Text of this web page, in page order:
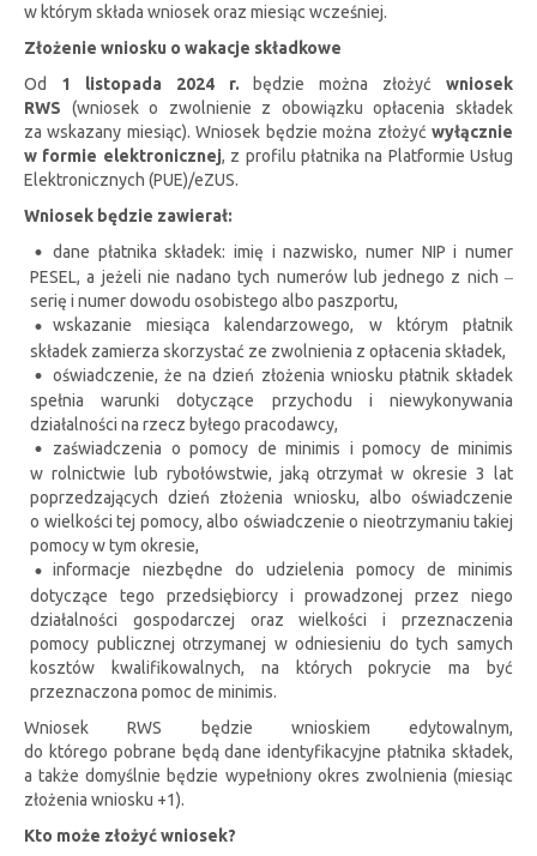
w którym składa wniosek oraz miesiąc wcześniej.
Złożenie wniosku o wakacje składkowe
Od 1 listopada 2024 r. będzie można złożyć wniosek
RWS (wniosek o zwolnienie z obowiązku opłacenia składek
za wskazany miesiąc). Wniosek będzie można złożyć wyłącznie
w formie elektronicznej, z profilu płatnika na Platformie Usług
Elektronicznych (PUE)/eZUS.
Wniosek będzie zawierał:
dane płatnika składek: imię i nazwisko, numer NIP i numer
PESEL, a jeżeli nie nadano tych numerów lub jednego z nich ‒
serię i numer dowodu osobistego albo paszportu,
wskazanie miesiąca kalendarzowego, w którym płatnik
składek zamierza skorzystać ze zwolnienia z opłacenia składek,
oświadczenie, że na dzień złożenia wniosku płatnik składek
spełnia warunki dotyczące przychodu i niewykonywania
działalności na rzecz byłego pracodawcy,
zaświadczenia o pomocy de minimis i pomocy de minimis
w rolnictwie lub rybołówstwie, jaką otrzymał w okresie 3 lat
poprzedzających dzień złożenia wniosku, albo oświadczenie
o wielkości tej pomocy, albo oświadczenie o nieotrzymaniu takiej
pomocy w tym okresie,
informacje niezbędne do udzielenia pomocy de minimis
dotyczące tego przedsiębiorcy i prowadzonej przez niego
działalności gospodarczej oraz wielkości i przeznaczenia
pomocy publicznej otrzymanej w odniesieniu do tych samych
kosztów kwalifikowalnych, na których pokrycie ma być
przeznaczona pomoc de minimis.
Wniosek RWS będzie wnioskiem edytowalnym,
do którego pobrane będą dane identyfikacyjne płatnika składek,
a także domyślnie będzie wypełniony okres zwolnienia (miesiąc
złożenia wniosku +1).
Kto może złożyć wniosek?